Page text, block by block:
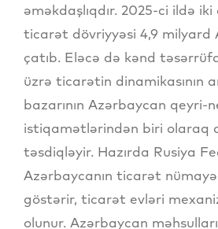
əməkdaşlıqdır. 2025-ci ildə iki
ticarət dövriyyəsi 4,9 milyard
çatıb. Eləcə də kənd
üzrə ticarətin dinamikasının
bazarının Azərbaycan qeyri-
istiqamətlərindən biri olaraq
təsdiqləyir. Hazırda Rusiya
Azərbaycanın ticarət
göstərir, ticarət evləri
olunur. Azərbaycan